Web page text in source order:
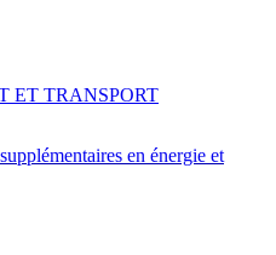
en énergie et
ET TRANSPORT